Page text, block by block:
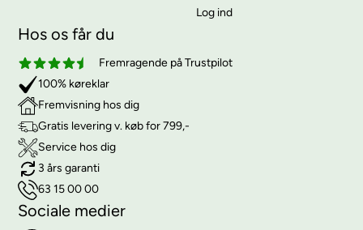
Log ind
Hos os får du
Fremragende på Trustpilot
100% køreklar
Fremvisning hos dig
Gratis levering v. køb for 799,-
Service hos dig
3 års garanti
63 15 00 00
Sociale medier